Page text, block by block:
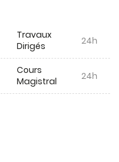
Travaux
Dirigés
24h
Cours
Magistral
24h